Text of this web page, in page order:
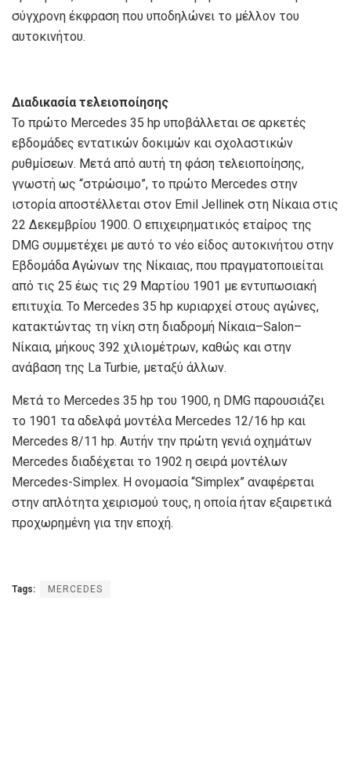
σύγχρονη έκφραση που υποδηλώνει το μέλλον του
αυτοκινήτου.
Διαδικασία τελειοποίησης
Το πρώτο Mercedes 35 hp υποβάλλεται σε αρκετές
εβδομάδες εντατικών δοκιμών και σχολαστικών
ρυθμίσεων. Μετά από αυτή τη φάση τελειοποίησης,
γνωστή ως “στρώσιμο”, το πρώτο Mercedes στην
ιστορία αποστέλλεται στον Emil Jellinek στη Νίκαια στις
22 Δεκεμβρίου 1900. Ο επιχειρηματικός εταίρος της
DMG συμμετέχει με αυτό το νέο είδος αυτοκινήτου στην
Εβδομάδα Αγώνων της Νίκαιας, που πραγματοποιείται
από τις 25 έως τις 29 Μαρτίου 1901 με εντυπωσιακή
επιτυχία. Το Mercedes 35 hp κυριαρχεί στους αγώνες,
κατακτώντας τη νίκη στη διαδρομή Νίκαια–Salon–
Νίκαια, μήκους 392 χιλιομέτρων, καθώς και στην
ανάβαση της La Turbie, μεταξύ άλλων.
Μετά το Mercedes 35 hp του 1900, η DMG παρουσιάζει
το 1901 τα αδελφά μοντέλα Mercedes 12/16 hp και
Mercedes 8/11 hp. Αυτήν την πρώτη γενιά οχημάτων
Mercedes διαδέχεται το 1902 η σειρά μοντέλων
Mercedes-Simplex. Η ονομασία “Simplex” αναφέρεται
στην απλότητα χειρισμού τους, η οποία ήταν εξαιρετικά
προχωρημένη για την εποχή.
Tags: MERCEDES